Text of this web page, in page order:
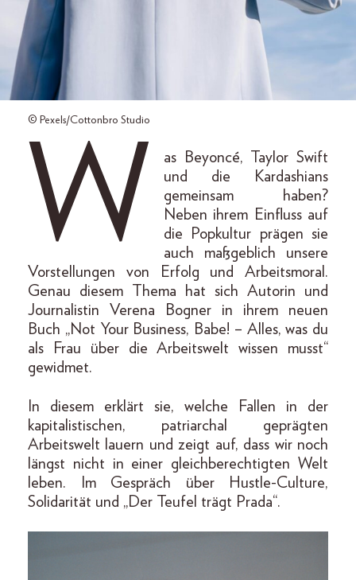
© Pexels/Cottonbro Studio
W
as Beyoncé, Taylor Swift
und die Kardashians
gemeinsam haben?
Neben ihrem Einfluss auf
die Popkultur prägen sie
auch maßgeblich unsere
Vorstellungen von Erfolg und Arbeitsmoral.
Genau diesem Thema hat sich Autorin und
Journalistin Verena Bogner in ihrem neuen
Buch „Not Your Business, Babe! – Alles, was du
als Frau über die Arbeitswelt wissen musst“
gewidmet.
In diesem erklärt sie, welche Fallen in der
kapitalistischen, patriarchal geprägten
Arbeitswelt lauern und zeigt auf, dass wir noch
längst nicht in einer gleichberechtigten Welt
leben. Im Gespräch über Hustle-Culture,
Solidarität und „Der Teufel trägt Prada“.